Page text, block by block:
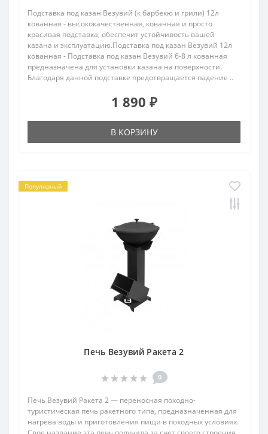
Подставка под казан Везувий (к барбекю и грили) 12л
кованная - высококачественная, кованная и просто
красивая подставка, обеспечит устойчивость вашей
казана и эксплуатацию.Подставка под казан Везувий 12л
кованная - Подставка под казан Везувий 6-8 л кованная
предназначена для установки казана на поверхности.
Благодаря данной подставке предотвращается падение ..
1 890 ₽
В КОРЗИНУ
Популярный
Печь Везувий Ракета 2
0
Печь Везувий Ракета 2 — переносная походно-
туристическая печь ракетного типа, предназначенная для
нагрева воды и приготовления пищи в походных условиях.